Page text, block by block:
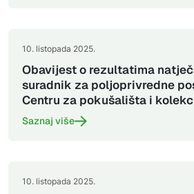
10. listopada 2025.
Obavijest o rezultatima
suradnik za poljoprivredne
Centru za pokušališta i
Saznaj više
10. listopada 2025.